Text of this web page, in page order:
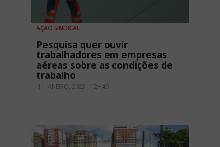
AÇÃO SINDICAL
Pesquisa quer ouvir
trabalhadores em empresas
aéreas sobre as condições de
trabalho
11 JANEIRO, 2023 - 12H49